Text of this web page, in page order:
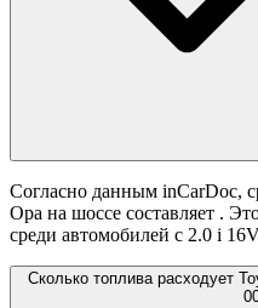
Согласно данным inCarDoc,
Opa на шоссе составляет .
среди автомобилей с 2.0 i
Сколько топлива расходует